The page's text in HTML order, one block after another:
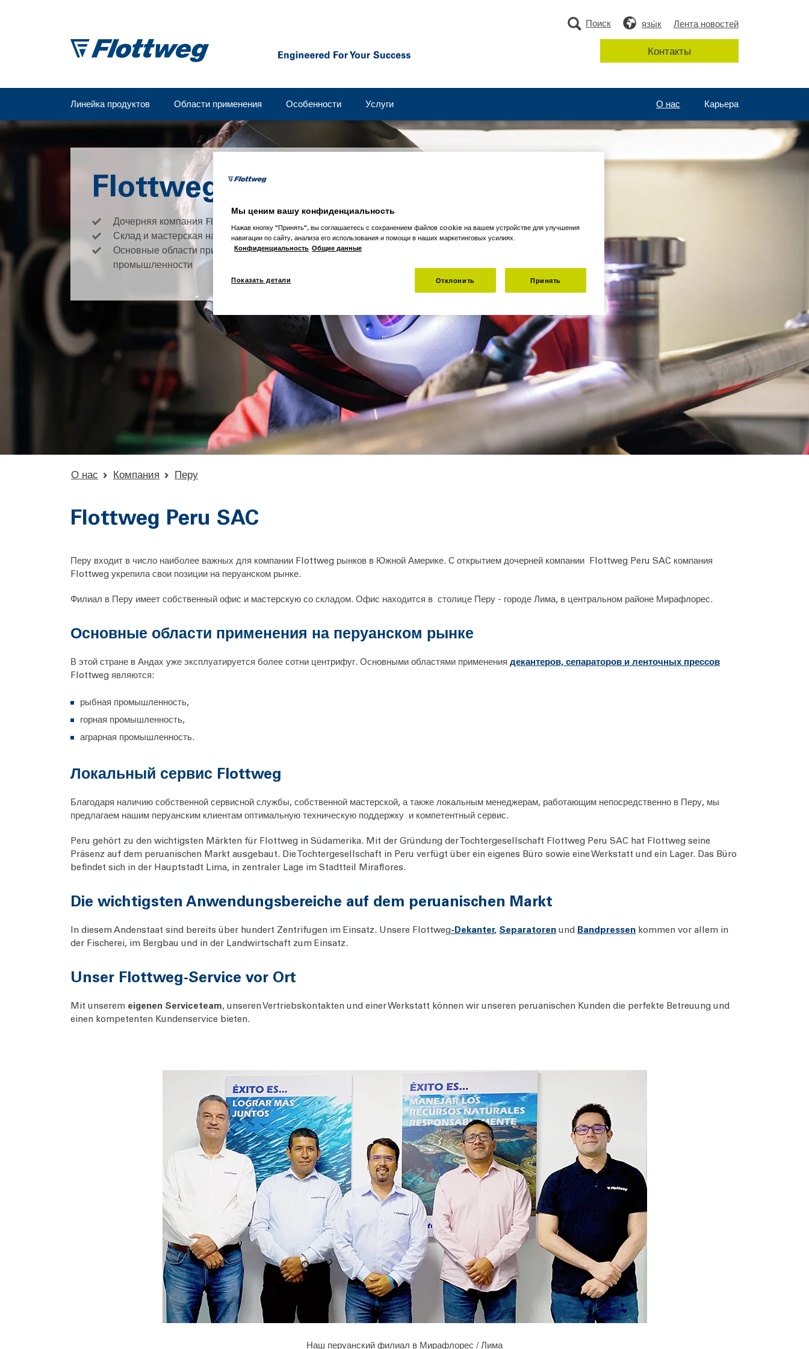
Линейка продуктов Области применения Особенности Услуги Карьера
О нас
язы́к Лента новостей
Поиск
Контакты
Flottweg Перу
Дочерняя компания Flottweg Peru SAC
Склад и мастерская на территории предприятия
Основные области применения в рыбной, сельскохозяйственной и горнодобывающей
промышленности
О нас Компания Перу
Flottweg Peru SAC
Перу входит в число наиболее важных для компании Flottweg рынков в Южной Америке. C открытием дочерней компании Flottweg Peru SAC компания
Flottweg укрепила свои позиции на перуанском рынке.
Филиал в Перу имеет собственный офис и мастерскую со складом. Офис находится в столице Перу - городе Лима, в центральном районе Мирафлорес.
Основные области применения на перуанском рынке
В этой стране в Андах уже эксплуатируется более сотни центрифуг. Основными областями применения декантеров, сепараторов и ленточных прессов
Flottweg являются:
рыбная промышленность,
горная промышленность,
аграрная промышленность.
Локальный сервис Flottweg
Благодаря наличию собственной сервисной службы, собственной мастерской, а также локальным менеджерам, работающим непосредственно в Перу, мы
предлагаем нашим перуанским клиентам оптимальную техническую поддержку и компетентный сервис.
Peru gehört zu den wichtigsten Märkten für Flottweg in Südamerika. Mit der Gründung der Tochtergesellschaft Flottweg Peru SAC hat Flottweg seine
Präsenz auf dem peruanischen Markt ausgebaut. Die Tochtergesellschaft in Peru verfügt über ein eigenes Büro sowie eine Werkstatt und ein Lager. Das Büro
befindet sich in der Hauptstadt Lima, in zentraler Lage im Stadtteil Miraflores.
Die wichtigsten Anwendungsbereiche auf dem peruanischen Markt
In diesem Andenstaat sind bereits über hundert Zentrifugen im Einsatz. Unsere Flottweg-Dekanter, Separatoren und Bandpressen kommen vor allem in
der Fischerei, im Bergbau und in der Landwirtschaft zum Einsatz.
Unser Flottweg-Service vor Ort
Mit unserem eigenen Serviceteam, unseren Vertriebskontakten und einer Werkstatt können wir unseren peruanischen Kunden die perfekte Betreuung und
einen kompetenten Kundenservice bieten.
Наш перуанский филиал в Мирафлорес / Лима
Мы ценим вашу конфиденциальность
Нажав кнопку "Принять", вы соглашаетесь с сохранением файлов cookie на вашем устройстве для улучшения
навигации по сайту, анализа его использования и помощи в наших маркетинговых усилиях.
Конфиденциальность Общие данные
Показать детали Отклонить Принять